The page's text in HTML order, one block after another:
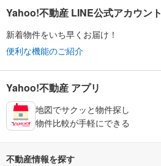
Yahoo!不動産 LINE公式アカウント
新着物件をいち早くお届け！
便利な機能のご紹介
Yahoo!不動産 アプリ
地図でサクッと物件探し
物件比較が手軽にできる
不動産情報を探す